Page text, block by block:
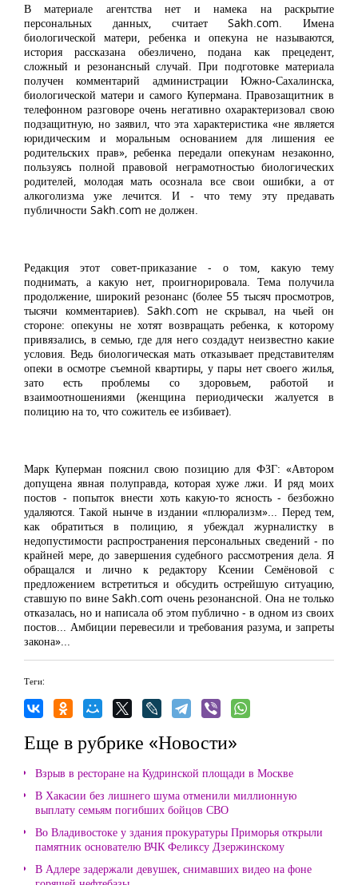
В материале агентства нет и намека на раскрытие
персональных данных, считает Sakh.com. Имена
биологической матери, ребенка и опекуна не называются,
история рассказана обезличено, подана как прецедент,
сложный и резонансный случай. При подготовке материала
получен комментарий администрации Южно-Сахалинска,
биологической матери и самого Купермана. Правозащитник в
телефонном разговоре очень негативно охарактеризовал свою
подзащитную, но заявил, что эта характеристика «не является
юридическим и моральным основанием для лишения ее
родительских прав», ребенка передали опекунам незаконно,
пользуясь полной правовой неграмотностью биологических
родителей, молодая мать осознала все свои ошибки, а от
алкоголизма уже лечится. И - что тему эту предавать
публичности Sakh.com не должен.
Редакция этот совет-приказание - о том, какую тему
поднимать, а какую нет, проигнорировала. Тема получила
продолжение, широкий резонанс (более 55 тысяч просмотров,
тысячи комментариев). Sakh.com не скрывал, на чьей он
стороне: опекуны не хотят возвращать ребенка, к которому
привязались, в семью, где для него создадут неизвестно какие
условия. Ведь биологическая мать отказывает представителям
опеки в осмотре съемной квартиры, у пары нет своего жилья,
зато есть проблемы со здоровьем, работой и
взаимоотношениями (женщина периодически жалуется в
полицию на то, что сожитель ее избивает).
Марк Куперман пояснил свою позицию для ФЗГ: «Автором
допущена явная полуправда, которая хуже лжи. И ряд моих
постов - попыток внести хоть какую-то ясность - безбожно
удаляются. Такой нынче в издании «плюрализм»... Перед тем,
как обратиться в полицию, я убеждал журналистку в
недопустимости распространения персональных сведений - по
крайней мере, до завершения судебного рассмотрения дела. Я
обращался и лично к редактору Ксении Семёновой с
предложением встретиться и обсудить острейшую ситуацию,
ставшую по вине Sakh.com очень резонансной. Она не только
отказалась, но и написала об этом публично - в одном из своих
постов... Амбиции перевесили и требования разума, и запреты
закона»...
Теги:
Еще в рубрике «Новости»
Взрыв в ресторане на Кудринской площади в Москве
В Хакасии без лишнего шума отменили миллионную
выплату семьям погибших бойцов СВО
Во Владивостоке у здания прокуратуры Приморья открыли
памятник основателю ВЧК Феликсу Дзержинскому
В Адлере задержали девушек, снимавших видео на фоне